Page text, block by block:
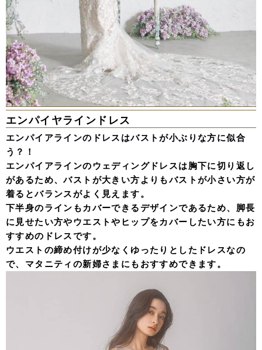
エンパイヤラインドレス
エンパイアラインのドレスはバストが小ぶりな方に似合
う？！
エンパイアラインのウェディングドレスは胸下に切り返し
があるため、バストが大きい方よりもバストが小さい方が
着るとバランスがよく見えます。
下半身のラインもカバーできるデザインであるため、脚長
に見せたい方やウエストやヒップをカバーしたい方にもお
すすめのドレスです。
ウエストの締め付けが少なくゆったりとしたドレスなの
で、マタニティの新婦さまにもおすすめできます。